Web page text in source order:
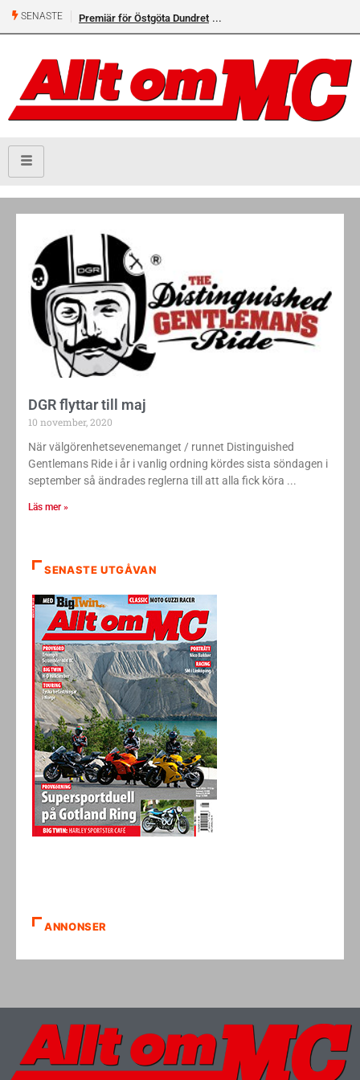
SENASTE Premiär för Östgöta Dundret
DGR flyttar till maj
10 november, 2020
När välgörenhetsevenemanget / runnet Distinguished
Gentlemans Ride i år i vanlig ordning kördes sista söndagen i
september så ändrades reglerna till att alla fick köra
Läs mer »
SENASTE UTGÅVAN
ANNONSER